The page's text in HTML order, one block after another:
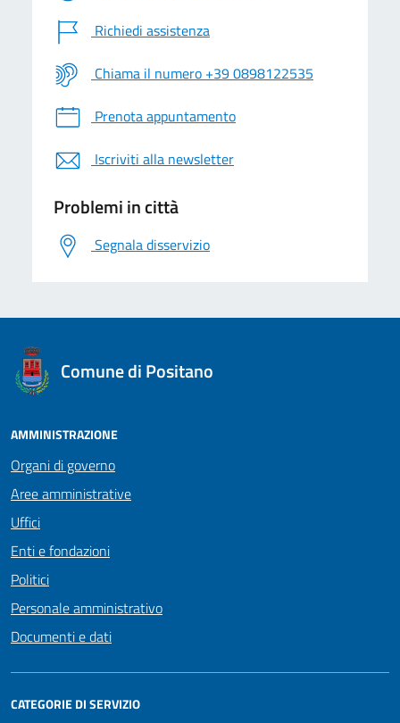
Richiedi assistenza
Chiama il numero +39 0898122535
Prenota appuntamento
Iscriviti alla newsletter
Problemi in città
Segnala disservizio
logo Unione Europea
Comune di Positano
AMMINISTRAZIONE
Organi di governo
Aree amministrative
Uffici
Enti e fondazioni
Politici
Personale amministrativo
Documenti e dati
CATEGORIE DI SERVIZIO